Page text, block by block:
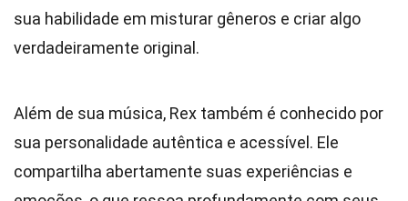
sua habilidade em misturar gêneros e criar algo
verdadeiramente original.
Além de sua música, Rex também é conhecido por
sua personalidade autêntica e acessível. Ele
compartilha abertamente suas experiências e